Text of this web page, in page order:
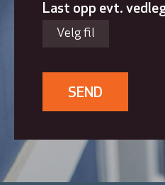
Last opp evt.
Velg fil
SEND